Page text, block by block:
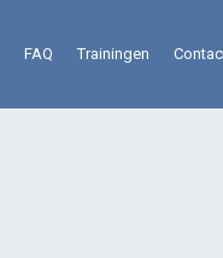
FAQ Trainingen